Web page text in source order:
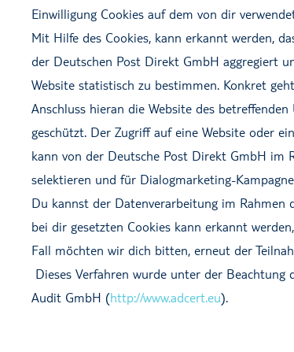
Einwilligung Cookies auf dem von dir
Mit Hilfe des Cookies, kann erkannt werden,
der Deutschen Post Direkt GmbH aggregiert
Website statistisch zu bestimmen. Konkret
Anschluss hieran die Website des
geschützt. Der Zugriff auf eine Website oder
kann von der Deutsche Post Direkt GmbH im
selektieren und für Dialogmarketing-
Du kannst der Datenverarbeitung im Rahmen
bei dir gesetzten Cookies kann erkannt
Fall möchten wir dich bitten, erneut der
Dieses Verfahren wurde unter der Beachtung
Audit GmbH (http://www.adcert.eu).